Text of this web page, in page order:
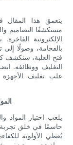
يتعمق هذا المقال
مستكشفًا التصاميم
الإلكترونية
بالفخامة، وصولًا
فتح العلبة، سنكشف
التغليف ووظائفه.
علب تغليف الأجهزة
يلعب اختيار المواد
حاسمًا في خلق تجربة
يُعطي الأولوية